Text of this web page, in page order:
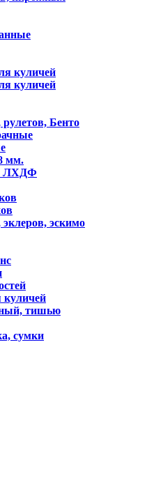
куличей
куличей
Бенто
мм.
ЛХДФ
эскимо
куличей
тишью
сумки